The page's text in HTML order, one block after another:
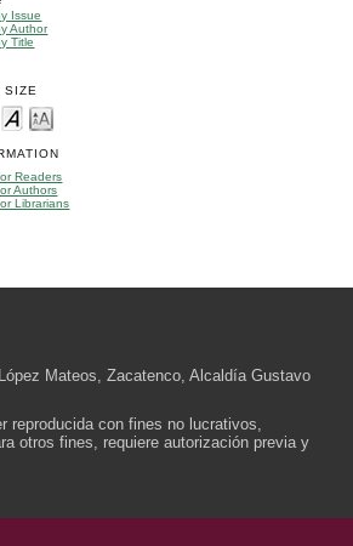
Issue
Author
Title
SIZE
Readers
Authors
Librarians
Mateos, Zacatenco, Alcaldía Gustavo
reproducida con fines no lucrativos,
otros fines, requiere autorización previa y